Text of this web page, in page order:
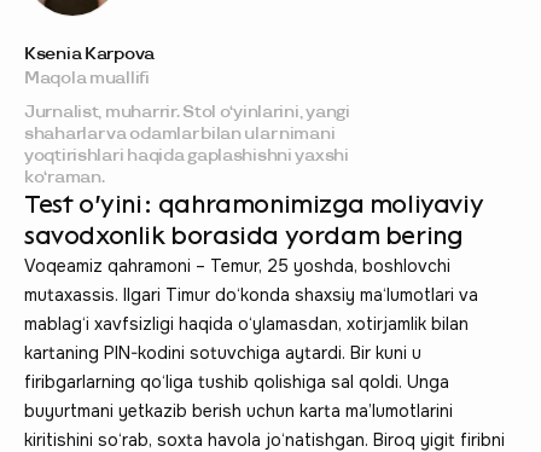
Ksenia Karpova
Maqola muallifi
Jurnalist, muharrir. Stol o‘yinlarini, yangi
shaharlar va odamlar bilan ular nimani
yoqtirishlari haqida gaplashishni yaxshi
ko‘raman.
Test o‘yini: qahramonimizga moliyaviy
savodxonlik borasida yordam bering
Voqeamiz qahramoni – Temur, 25 yoshda, boshlovchi
mutaxassis. Ilgari Timur do‘konda shaxsiy ma‘lumotlari va
mablag‘i xavfsizligi haqida o‘ylamasdan, xotirjamlik bilan
kartaning PIN-kodini sotuvchiga aytardi. Bir kuni u
firibgarlarning qo‘liga tushib qolishiga sal qoldi. Unga
buyurtmani yetkazib berish uchun karta ma’lumotlarini
kiritishini so‘rab, soxta havola jo‘natishgan. Biroq yigit firibni